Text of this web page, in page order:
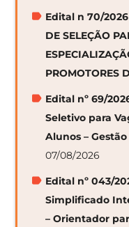
Edital n 70/2026
DE SELEÇÃO
PROMOTORES
Edital nº 69/
Seletivo para
Alunos –
07/08/2026
Edital nº 043/
Simplificado
– Orientador